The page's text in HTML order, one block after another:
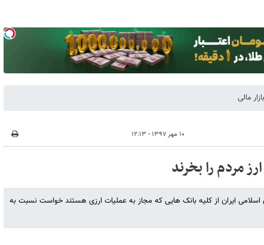
بازار مالی
۱۰ مهر ۱۳۹۷ - ۱۲:۱۳
مردم را بخرند
ایران از کلیه بانک هایی که مجاز به عملیات ارزی هستند خواست نسبت به